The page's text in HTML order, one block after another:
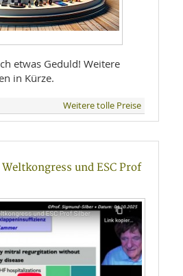
etwas Geduld! Weitere
in Kürze.
Weitere tolle Preise
und ESC Prof